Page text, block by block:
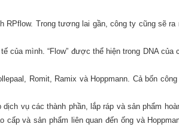
Trong tương lai gần, công ty cũng sẽ
mình. “Flow” được thể hiện trong DNA
Romit, Ramix và Hoppmann. Cả bốn
vụ các thành phần, lắp ráp và sản phẩm
và sản phẩm liên quan đến ống và